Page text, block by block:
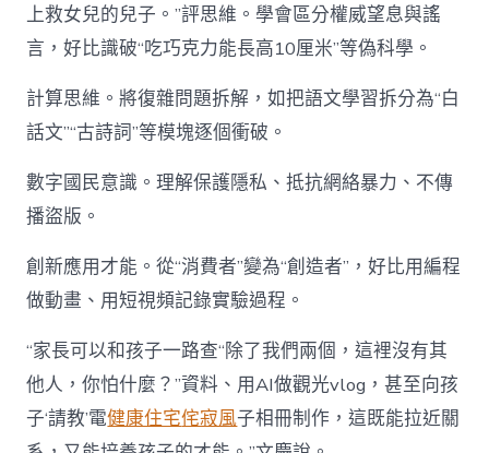
上救女兒的兒子。”評思維。學會區分權威望息與謠
言，好比識破“吃巧克力能長高10厘米”等偽科學。
計算思維。將復雜問題拆解，如把語文學習拆分為“白
話文”“古詩詞”等模塊逐個衝破。
數字國民意識。理解保護隱私、抵抗網絡暴力、不傳
播盜版。
創新應用才能。從“消費者”變為“創造者”，好比用編程
做動畫、用短視頻記錄實驗過程。
“家長可以和孩子一路查“除了我們兩個，這裡沒有其
他人，你怕什麼？”資料、用AI做觀光vlog，甚至向孩
子‘請教’電健康住宅侘寂風子相冊制作，這既能拉近關